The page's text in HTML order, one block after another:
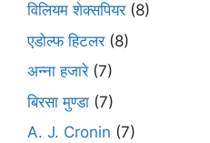
विलियम शेक्सपियर(8)
एडोल्फ हिटलर(8)
अन्ना हजारे(7)
बिरसा मुण्डा (7)
A. J. Cronin (7)